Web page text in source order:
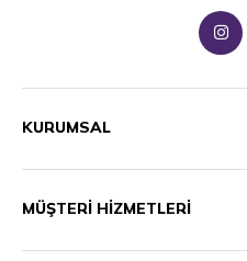
KURUMSAL
MÜŞTERİ HİZMETLERİ